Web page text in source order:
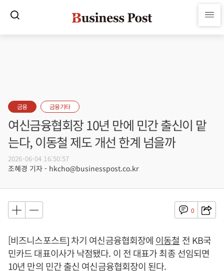
금융 금융기타
여신금융협회장 10년 만에 민간 출신이 맡
는다, 이동철 제도 개선 한계 넘을까
2026-06-04 16:50:57
조혜경 기자 - hkcho@businesspost.co.kr
0
[비즈니스포스트] 차기 여신금융협회장에 이동철 전 KB국
민카드 대표이사가 낙점됐다. 이 전 대표가 최종 선임되면
10년 만의 민간 출신 여신금융협회장이 된다.